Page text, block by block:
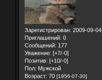
Зарегистрирован: 2009-09-04
Приглашений: 0
Сообщений: 177
Уважение: [+7/-0]
Позитив: [+10/-0]
Пол: Мужской
Возраст: 70 [1956-07-30]